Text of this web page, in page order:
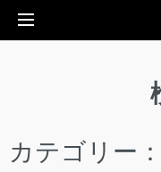
カテゴリー